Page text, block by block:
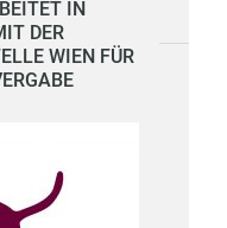
IN
DER
WIEN FÜR